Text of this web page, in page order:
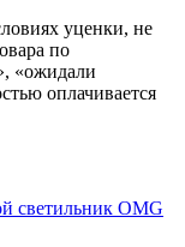
уценки, не
по
«ожидали
оплачивается
светильник OMG